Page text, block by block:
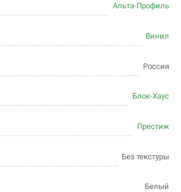
Альта-Профиль
Винил
Россия
Блок-Хаус
Престиж
Без текстуры
Белый